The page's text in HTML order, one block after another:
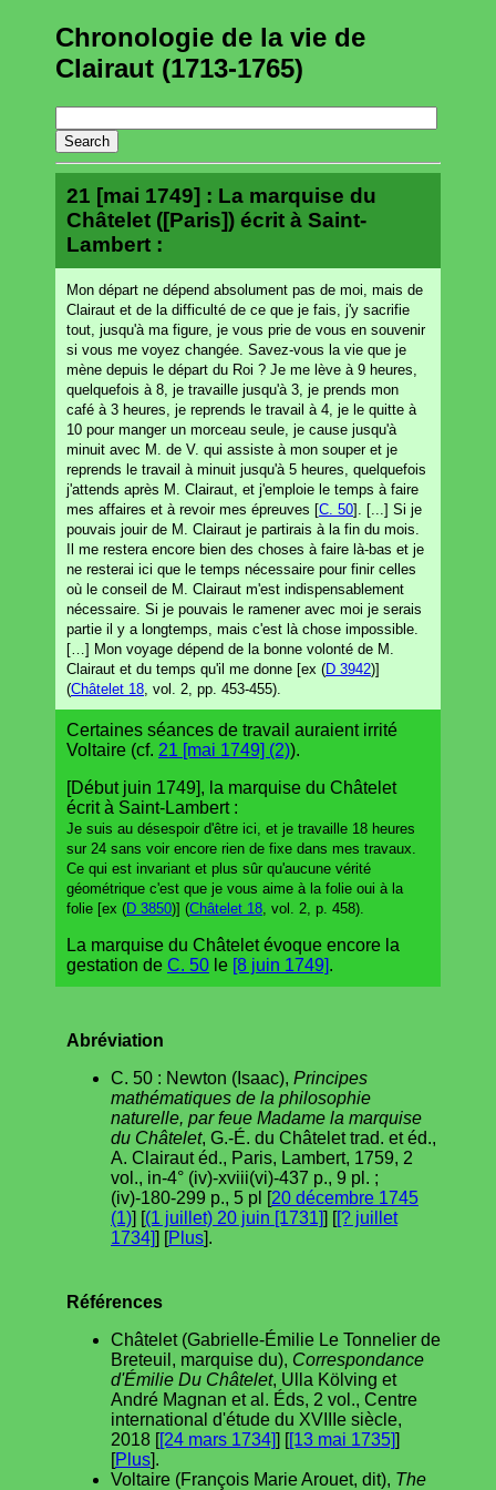
Chronologie de la vie de
Clairaut (1713-1765)
21 [mai 1749] : La marquise du
Châtelet ([Paris]) écrit à Saint-
Lambert :
Mon départ ne dépend absolument pas de moi, mais de
Clairaut et de la difficulté de ce que je fais, j'y sacrifie
tout, jusqu'à ma figure, je vous prie de vous en souvenir
si vous me voyez changée. Savez-vous la vie que je
mène depuis le départ du Roi ? Je me lève à 9 heures,
quelquefois à 8, je travaille jusqu'à 3, je prends mon
café à 3 heures, je reprends le travail à 4, je le quitte à
10 pour manger un morceau seule, je cause jusqu'à
minuit avec M. de V. qui assiste à mon souper et je
reprends le travail à minuit jusqu'à 5 heures, quelquefois
j'attends après M. Clairaut, et j'emploie le temps à faire
mes affaires et à revoir mes épreuves [C. 50]. [...] Si je
pouvais jouir de M. Clairaut je partirais à la fin du mois.
Il me restera encore bien des choses à faire là-bas et je
ne resterai ici que le temps nécessaire pour finir celles
où le conseil de M. Clairaut m'est indispensablement
nécessaire. Si je pouvais le ramener avec moi je serais
partie il y a longtemps, mais c'est là chose impossible.
[…] Mon voyage dépend de la bonne volonté de M.
Clairaut et du temps qu'il me donne [ex (D 3942)]
(Châtelet 18 , vol. 2, pp. 453-455).
Certaines séances de travail auraient irrité
Voltaire (cf. 21 [mai 1749] (2)).
[Début juin 1749], la marquise du Châtelet
écrit à Saint-Lambert :
Je suis au désespoir d'être ici, et je travaille 18 heures
sur 24 sans voir encore rien de fixe dans mes travaux.
Ce qui est invariant et plus sûr qu'aucune vérité
géométrique c'est que je vous aime à la folie oui à la
folie [ex (D 3850)] (Châtelet 18 , vol. 2, p. 458).
La marquise du Châtelet évoque encore la
gestation de C. 50 le [8 juin 1749].
Abréviation
C. 50 : Newton (Isaac), Principes
mathématiques de la philosophie
naturelle, par feue Madame la marquise
du Châtelet, G.-É. du Châtelet trad. et éd.,
A. Clairaut éd., Paris, Lambert, 1759, 2
vol., in-4° (iv)-xviii(vi)-437 p., 9 pl. ;
(iv)-180-299 p., 5 pl [20 décembre 1745
(1)] [(1 juillet) 20 juin [1731]] [[? juillet
1734]] [Plus].
Références
Châtelet (Gabrielle-Émilie Le Tonnelier de
Breteuil, marquise du), Correspondance
d'Émilie Du Châtelet, Ulla Kölving et
André Magnan et al. Éds, 2 vol., Centre
international d'étude du XVIIIe siècle,
2018 [[24 mars 1734]] [[13 mai 1735]]
[Plus].
Voltaire (François Marie Arouet, dit), The